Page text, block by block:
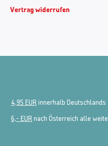
Vertrag widerrufen
4,95 EUR innerhalb Deutschlands
6,- EUR nach Österreich alle